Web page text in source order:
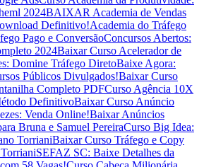
2024BAIXAR Academia de Vendas
Definitivo!Academia do Tráfego
Pago e ConversãoConcursos Abertos:
2024Baixar Curso Acelerador de
Domine Tráfego DiretoBaixe Agora:
Públicos Divulgados!Baixar Curso
Completo PDFCurso Agência 10X
DefinitivoBaixar Curso Anúncio
Venda Online!Baixar Anúncios
Bruna e Samuel PereiraCurso Big Idea:
TorrianiBaixar Curso Tráfego e Copy
SEFAZ SC: Baixe Detalhes da